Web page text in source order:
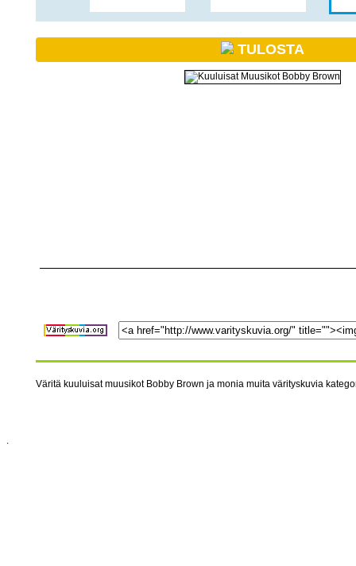
TULOSTA
Väritä kuuluisat muusikot Bobby Brown ja monia muita värityskuvia
.